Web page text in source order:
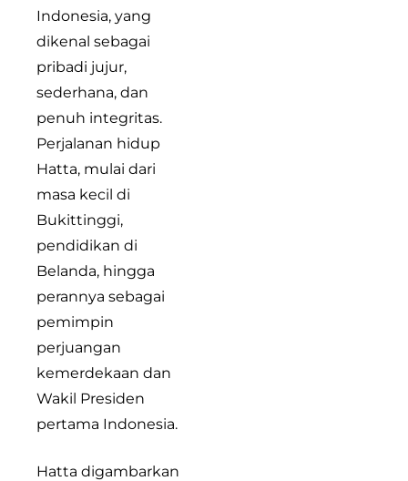
Indonesia, yang
dikenal sebagai
pribadi jujur,
sederhana, dan
penuh integritas.
Perjalanan hidup
Hatta, mulai dari
masa kecil di
Bukittinggi,
pendidikan di
Belanda, hingga
perannya sebagai
pemimpin
perjuangan
kemerdekaan dan
Wakil Presiden
pertama Indonesia.
Hatta digambarkan